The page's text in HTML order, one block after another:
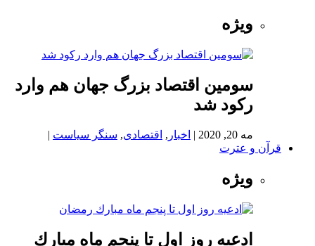
ویژه
سومین اقتصاد بزرگ جهان هم وارد
رکود شد
مه 20, 2020 | اخبار , اقتصادی, سنگر سیاست |
قرآن و عترت
ویژه
ادعيه روز اول تا پنجم ماه مبارك